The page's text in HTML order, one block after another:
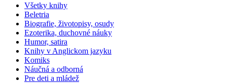
Všetky knihy
Beletria
Biografie, životopisy, osudy
Ezoterika, duchovné náuky
Humor, satira
Knihy v Anglickom jazyku
Komiks
Náučná a odborná
Pre deti a mládež